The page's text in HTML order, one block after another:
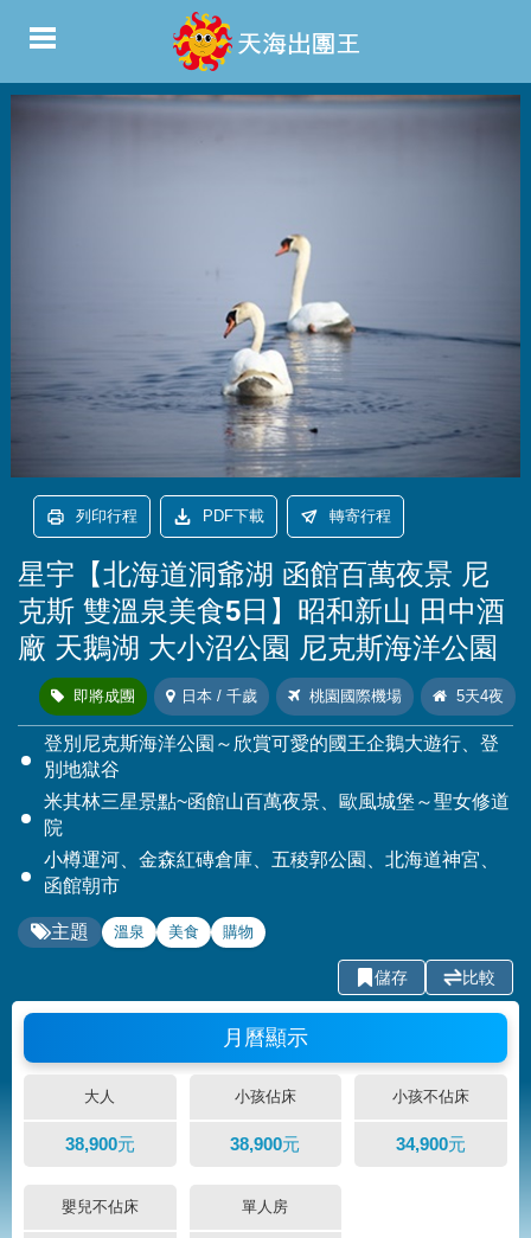
列印行程 PDF下載 轉寄行程
星宇【北海道洞爺湖 函館百萬夜景 尼
克斯 雙溫泉美食5日】昭和新山 田中酒
廠 天鵝湖 大小沼公園 尼克斯海洋公園
即將成團 日本 / 千歲 桃園國際機場 5天4夜
登別尼克斯海洋公園～欣賞可愛的國王企鵝大遊行、登
別地獄谷
米其林三星景點~函館山百萬夜景、歐風城堡～聖女修道
院
小樽運河、金森紅磚倉庫、五稜郭公園、北海道神宮、
函館朝市
主題 溫泉 美食 購物
儲存 比較
月曆顯示
大人 小孩佔床 小孩不佔床
38,900元 38,900元 34,900元
嬰兒不佔床 單人房